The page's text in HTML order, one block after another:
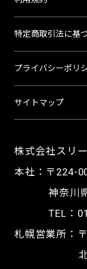
株式会社スリ
本社：〒224-
神奈川
TEL：
札幌営業所：
特定商取引法に基
プライバシーポリ
サイトマップ